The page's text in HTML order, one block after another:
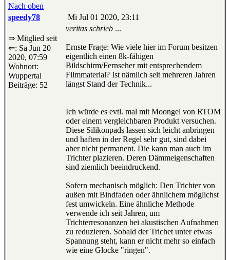
Nach oben
speedy78
Mi Jul 01 2020, 23:11
⇒ Mitglied seit
⇐: Sa Jun 20
2020, 07:59
Wohnort:
Wuppertal
Beiträge: 52
veritas schrieb ...
Ernste Frage: Wie viele hier im Forum besitzen
eigentlich einen 8k-fähigen
Bildschirm/Fernseher mit entsprechendem
Filmmaterial? Ist nämlich seit mehreren Jahren
längst Stand der Technik...
Ich würde es evtl. mal mit Moongel von RTOM
oder einem vergleichbaren Produkt versuchen.
Diese Silikonpads lassen sich leicht anbringen
und haften in der Regel sehr gut, sind dabei
aber nicht permanent. Die kann man auch im
Trichter plazieren. Deren Dämmeigenschaften
sind ziemlich beeindruckend.
Sofern mechanisch möglich: Den Trichter von
außen mit Bindfaden oder ähnlichem möglichst
fest umwickeln. Eine ähnliche Methode
verwende ich seit Jahren, um
Trichterresonanzen bei akustischen Aufnahmen
zu reduzieren. Sobald der Trichet unter etwas
Spannung steht, kann er nicht mehr so einfach
wie eine Glocke "ringen".